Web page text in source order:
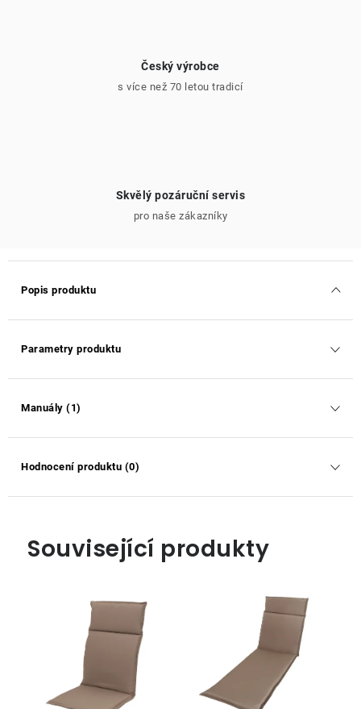
Český výrobce
s více než 70 letou tradicí
Skvělý pozáruční servis
pro naše zákazníky
Popis produktu
Parametry produktu
Manuály (1)
Hodnocení produktu (0)
Související produkty